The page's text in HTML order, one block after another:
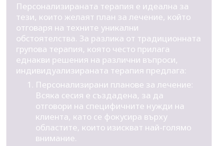
Персонализираната терапия е идеална за
тези, които желаят план за лечение, който
отговаря на техните уникални
обстоятелства. За разлика от традиционната
групова терапия, която често прилага
еднакви решения на различни въпроси,
индивидуализираната терапия предлага:
Персонализирани планове за лечение:
Всяка сесия е създадена, за да
отговори на специфичните нужди на
клиента, като се фокусира върху
областите, които изискват най-голямо
внимание.